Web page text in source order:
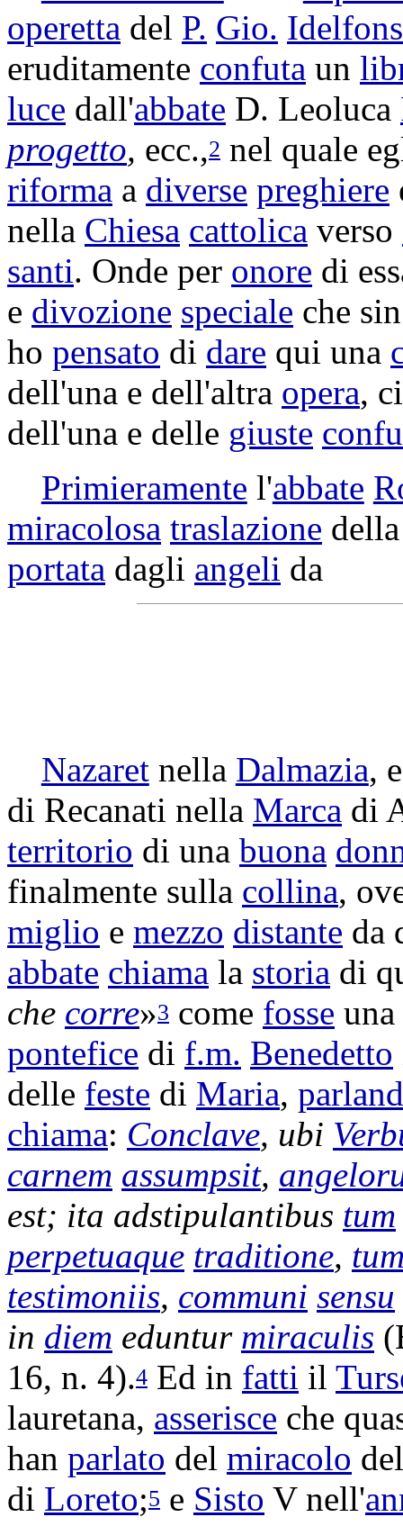
operetta del P. Gio.
eruditamente confuta un
luce dall'abbate D. Leoluca
progetto, ecc.,2 nel quale
riforma a diverse preghiere
nella Chiesa cattolica verso
santi. Onde per onore di
e divozione speciale che
ho pensato di dare qui una
dell'una e dell'altra opera,
dell'una e delle giuste
Primieramente l'abbate
miracolosa traslazione
portata dagli angeli da
Nazaretnella Dalmazia,
di Recanati nella Marca di
territorio di una buona
finalmente sulla collina,
miglio e mezzo distante da
abbate chiama la storia di
che corre»3 come fosse una
pontefice di f.m. Benedetto
delle feste di Maria,
chiama: Conclave, ubi
carnem assumpsit,
est; ita adstipulantibus tum
perpetuaque traditione,
testimoniis, communi sensu
in diem eduntur miraculis
16, n. 4).4 Ed in fatti il
lauretana, asserisce che
han parlato del miracolo
di Loreto;5 e Sisto V nell'